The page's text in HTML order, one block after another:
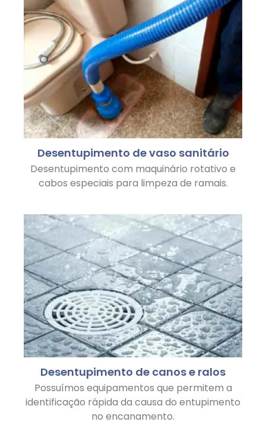
Desentupimento de vaso sanitário
Desentupimento com maquinário rotativo e
cabos especiais para limpeza de ramais.
Desentupimento de canos e ralos
Possuímos equipamentos que permitem a
identificação rápida da causa do entupimento
no encanamento.